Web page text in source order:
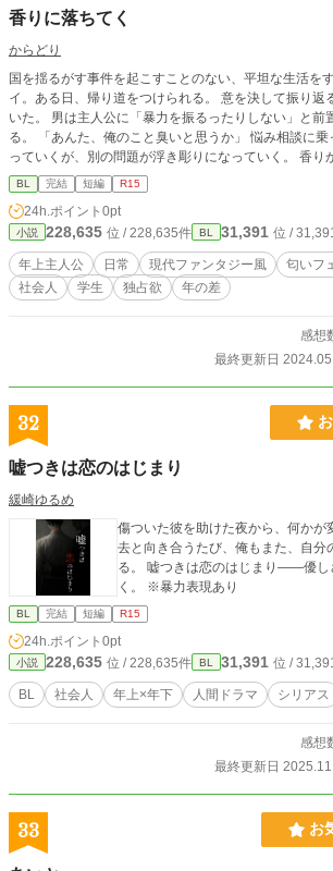
香りに落ちてく
からどり
国を揺るがす事件を起こすことのない、平坦な生活を
イ。ある日、帰り道をつけられる。 意を決して振り返
いた。 男は主人公に「暴力を振るったりしない」と前
る。 「あんた、俺のこと臭いと思うか」 悩み相談に乗っているうちに仲良くな
っていくが、別の問題が浮き彫りになっていく。 香りから始まった恋の行き先
は、甘酸っぱくて鼻を離せない？！ ＊本番行為はありませんが、アダルトなお
店での胸への性的なシーンがあるのでＲ１５にしてます
BL 完結 短編 R15
24h.ポイント 0pt
小説 228,635 位 / 228,635件 BL 31,391 位 /
年上主人公 日常 現代ファンタジー風 匂いフ
社会人
学生 独占欲 年の差
感想
最終更新日
32
嘘つきは恋のはじまり
緩崎ゆるめ
傷ついた彼を助けた夜から、何かが
去と向き合うたび、俺もまた、自分
る。 嘘つきは恋のはじまり——優し
く。 ※暴力表現あり
BL 完結 短編 R15
24h.ポイント 0pt
小説 228,635 位 / 228,635件 BL 31,391 位 /
BL 社会人 年上×年下 人間ドラマ シリアス
感想
最終更新日
33 お